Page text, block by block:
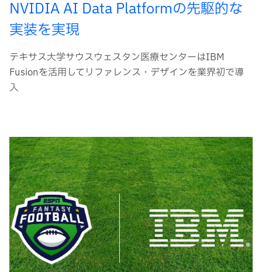
NVIDIA AI Data Platformの先駆的な
実装を実現
テキサス大学サウスウェスタン医療センターはIBM
Fusionを活用してリファレンス・デザインを業界初で導
入